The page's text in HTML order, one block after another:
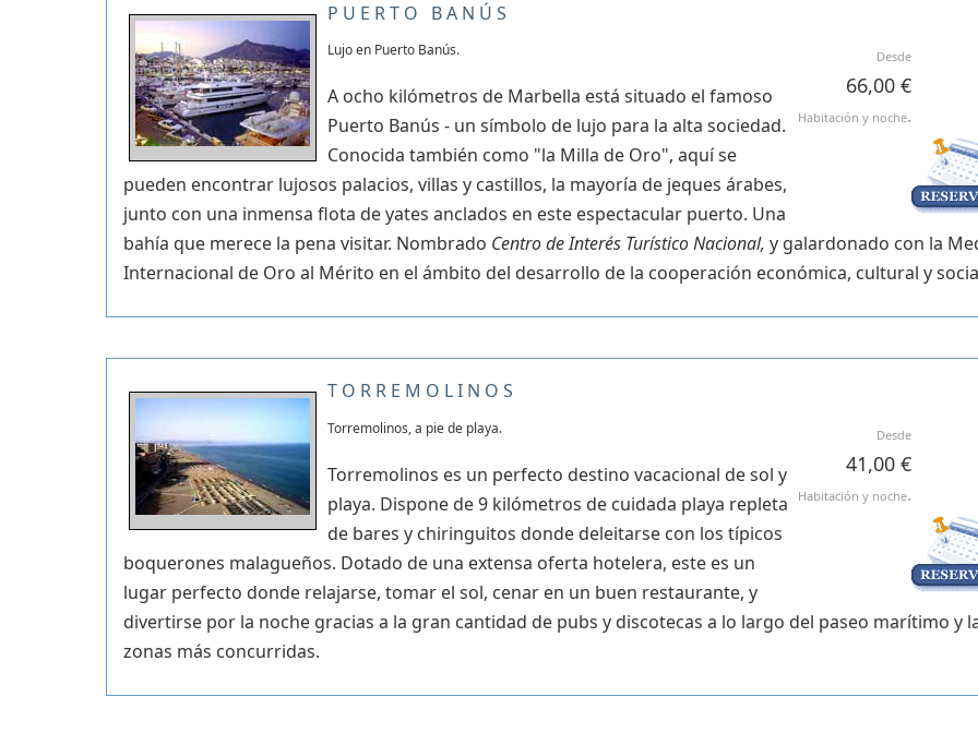
PUERTO BANÚS
Desde
66,00 €
Habitación y noche.
Lujo en Puerto Banús.
A ocho kilómetros de Marbella está situado el famoso
Puerto Banús - un símbolo de lujo para la alta sociedad.
Conocida también como "la Milla de Oro", aquí se
pueden encontrar lujosos palacios, villas y castillos, la mayoría de jeques árabes,
junto con una inmensa flota de yates anclados en este espectacular puerto. Una
bahía que merece la pena visitar. Nombrado Centro de Interés Turístico Nacional, y galardonado con la
Internacional de Oro al Mérito en el ámbito del desarrollo de la cooperación económica, cultural y
TORREMOLINOS
Desde
41,00 €
Habitación y noche.
Torremolinos, a pie de playa.
Torremolinos es un perfecto destino vacacional de sol y
playa. Dispone de 9 kilómetros de cuidada playa repleta
de bares y chiringuitos donde deleitarse con los típicos
boquerones malagueños. Dotado de una extensa oferta hotelera, este es un
lugar perfecto donde relajarse, tomar el sol, cenar en un buen restaurante, y
divertirse por la noche gracias a la gran cantidad de pubs y discotecas a lo largo del paseo marítimo y
zonas más concurridas.